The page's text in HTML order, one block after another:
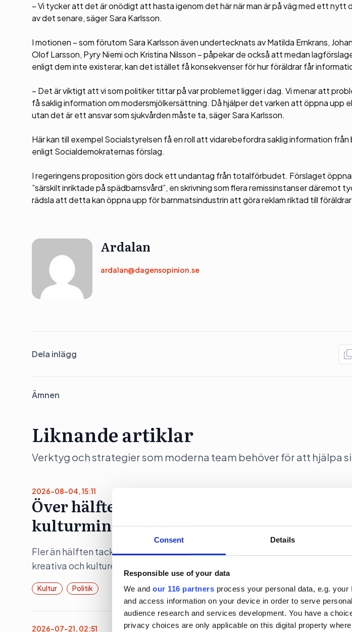
Consent Details
Responsible use of your data
We and our 116 partners process your personal data, e.g.
and access information on your device in order to serve
audience research and services development. You have a
privacy choices are only applicable on this digital property
– Vi tycker att det är onödigt att hasta igenom det här när man är på väg med ett nytt
av det senare, säger Sara Karlsson.
I motionen – som förutom Sara Karlsson även undertecknats av Matilda Ernkrans,
Olof Larsson, Pyry Niemi och Kristina Nilsson – påpekar de också att medan
enligt dem inte existerar, kan det istället få konsekvenser för hur föräldrar får
– Det är viktigt att vi som politiker tittar på var problemet ligger i dag. Vi menar att
få saklig information om modersmjölkersättning. Då hjälper det varken att öppna upp
utan det är ett ansvar som sjukvården måste ta, säger Sara Karlsson.
Här kan till exempel Socialstyrelsen få en roll att vidarebefordra saklig information
enligt Socialdemokraternas förslag.
I regeringens proposition görs dock ett undantag från totalförbudet. Förslaget
”särskilt inriktade på spädbarnsvård”, en skrivning som flera remissinstanser däremot
rädsla att detta kan öppna upp för barnmatsindustrin att göra reklam riktad till föräldrar.
Ardalan
ardalan@dagensopinion.se
Dela inlägg
Ämnen
Liknande artiklar
Verktyg och strategier som moderna team behöver för att hjälpa
2026-08-04, 15:11
Över hälften tackade nej till statministerns
kulturmingel
Fler än hälften tackade nej till statsminister (m) Ulf Kristerssons mingel den
kreativa och kulturella branscherna, i samband med Pride-veckan.
Kultur Politik
2026-07-21, 02:51